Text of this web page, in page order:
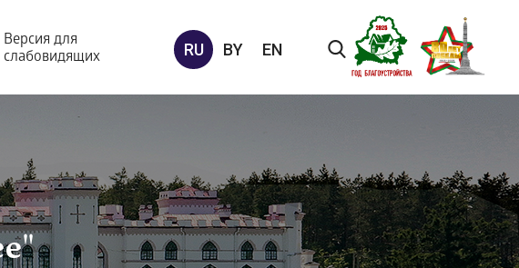
Версия для
слабовидящих
RU BY EN